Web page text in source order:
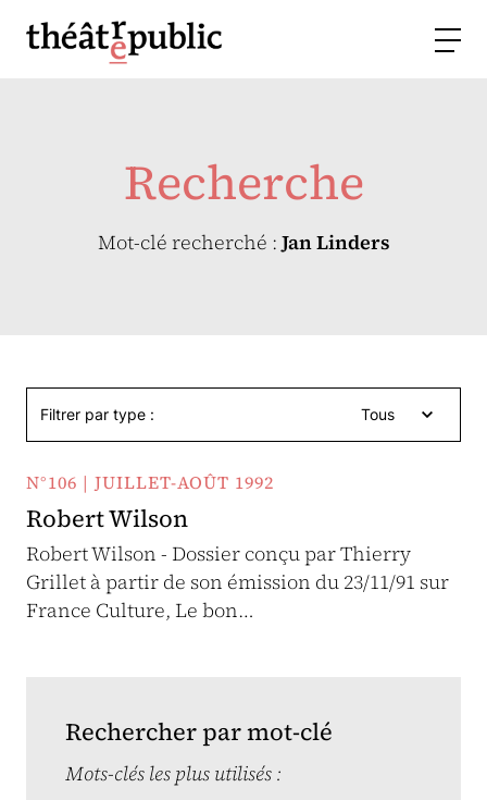
Recherche
Mot-clé recherché :Jan Linders
Filtrer par type : Tous
N°106 | JUILLET-AOÛT 1992
Robert Wilson
Robert Wilson - Dossier conçu par Thierry
Grillet à partir de son émission du 23/11/91 sur
France Culture, Le bon…
Rechercher par mot-clé
Mots-clés les plus utilisés :